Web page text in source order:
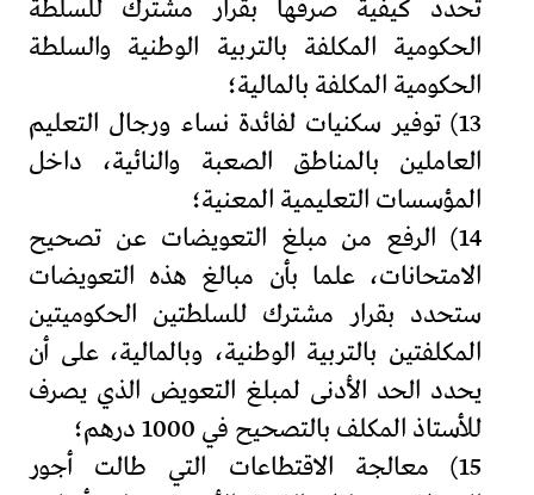
تحدد كيفية صرفها بقرار مشترك للسلطة
الحكومية المكلفة بالتربية الوطنية والسلطة
الحكومية المكلفة بالمالية؛
13) توفير سكنيات لفائدة نساء ورجال التعليم
العاملين بالمناطق الصعبة والنائية، داخل
المؤسسات التعليمية المعنية؛
14) الرفع من مبلغ التعويضات عن تصحيح
الامتحانات، علما بأن مبالغ هذه التعويضات
ستحدد بقرار مشترك للسلطتين الحكوميتين
المكلفتين بالتربية الوطنية، وبالمالية، على أن
يحدد الحد الأدنى لمبلغ التعويض الذي يصرف
للأستاذ المكلف بالتصحيح في 1000 درهم؛
15) معالجة الاقتطاعات التي طالت أجور